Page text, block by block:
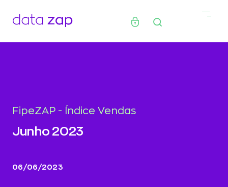
FipeZAP - Índice Vendas
Junho 2023
06/06/2023